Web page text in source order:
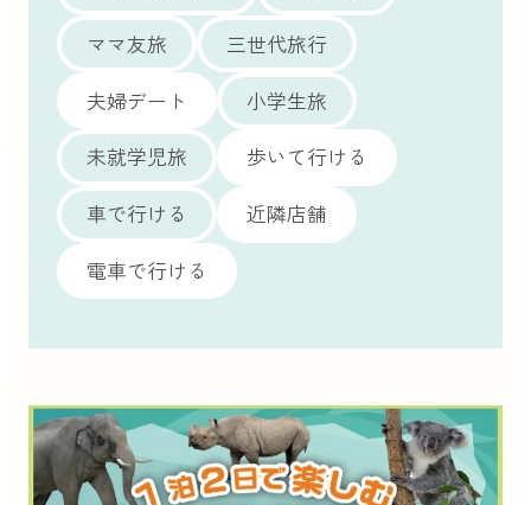
ママ友旅
三世代旅行
夫婦デート
小学生旅
未就学児旅
歩いて行ける
車で行ける
近隣店舗
電車で行ける